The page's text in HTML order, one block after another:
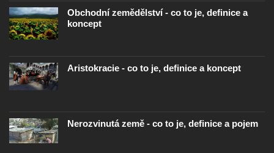
Obchodní zemědělství - co to je, definice a
koncept
Aristokracie - co to je, definice a koncept
Nerozvinutá země - co to je, definice a pojem